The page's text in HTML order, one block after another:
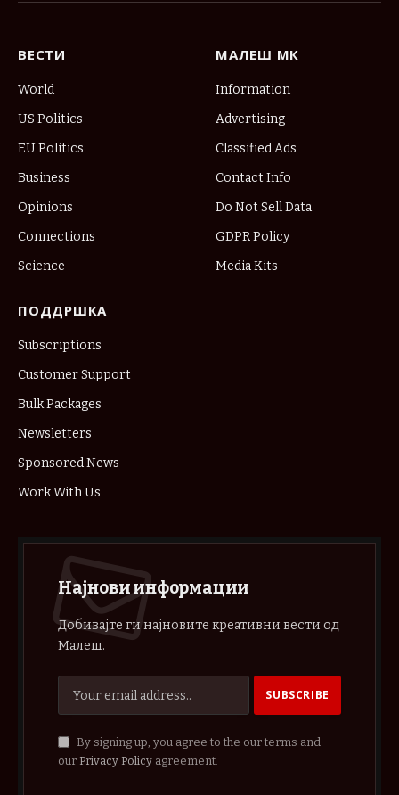
ВЕСТИ
World
US Politics
EU Politics
Business
Opinions
Connections
Science
МАЛЕШ МК
Information
Advertising
Classified Ads
Contact Info
Do Not Sell Data
GDPR Policy
Media Kits
ПОДДРШКА
Subscriptions
Customer Support
Bulk Packages
Newsletters
Sponsored News
Work With Us
Најнови информации
Добивајте ги најновите креативни вести од
Малеш.
By signing up, you agree to the our terms and
our Privacy Policyagreement.